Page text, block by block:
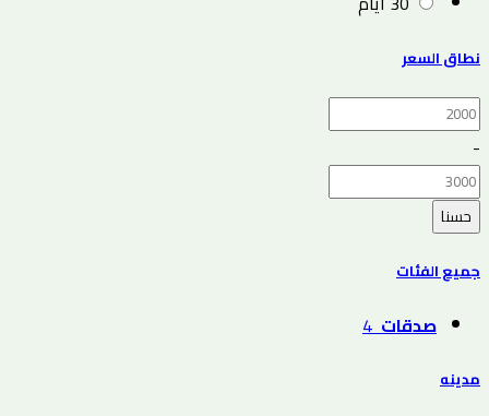
نطاق السعر
-
حسنا
جميع الفئات
صدقات4
مدينه